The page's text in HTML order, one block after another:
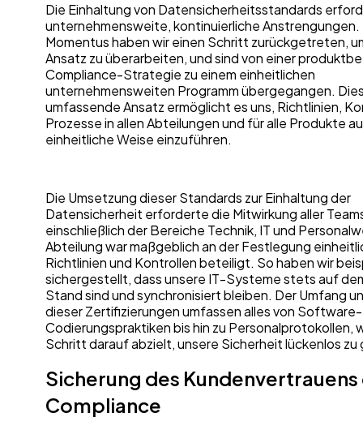
Die Einhaltung von Datensicherheitsstandards
unternehmensweite, kontinuierliche Anstrengungen.
Momentus haben wir einen Schritt zurückgetreten,
Ansatz zu überarbeiten, und sind von einer
Compliance-Strategie zu einem einheitlichen
unternehmensweiten Programm übergegangen.
umfassende Ansatz ermöglicht es uns, Richtlinien,
Prozesse in allen Abteilungen und für alle Produkte
einheitliche Weise einzuführen.
Die Umsetzung dieser Standards zur Einhaltung der
Datensicherheit erforderte die Mitwirkung aller
einschließlich der Bereiche Technik, IT und
Abteilung war maßgeblich an der Festlegung
Richtlinien und Kontrollen beteiligt. So haben wir
sichergestellt, dass unsere IT-Systeme stets auf
Stand sind und synchronisiert bleiben. Der Umfang
dieser Zertifizierungen umfassen alles von Software-
Codierungspraktiken bis hin zu Personalprotokollen,
Schritt darauf abzielt, unsere Sicherheit lückenlos
Sicherung des
Compliance